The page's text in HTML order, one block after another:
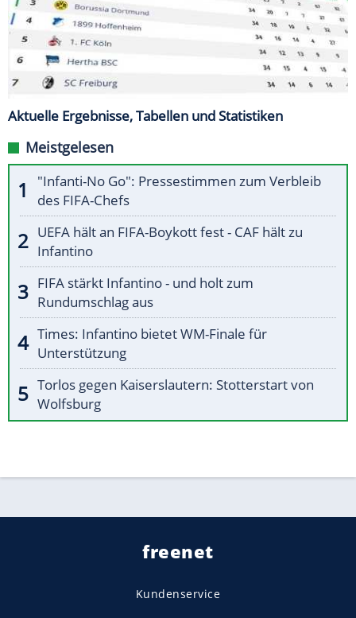
Aktuelle Ergebnisse, Tabellen und Statistiken
Meistgelesen
"Infanti-No Go": Pressestimmen zum Verbleib
des FIFA-Chefs
UEFA hält an FIFA-Boykott fest - CAF hält zu
Infantino
FIFA stärkt Infantino - und holt zum
Rundumschlag aus
Times: Infantino bietet WM-Finale für
Unterstützung
Torlos gegen Kaiserslautern: Stotterstart von
Wolfsburg
freenet
Kundenservice